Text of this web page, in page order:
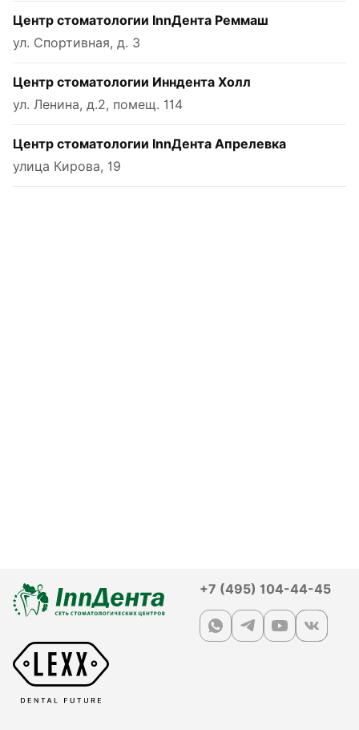
Центр стоматологии InnДента Реммаш
ул. Спортивная, д. 3
Центр стоматологии Инндента Холл
ул. Ленина, д.2, помещ. 114
Центр стоматологии InnДента Апрелевка
улица Кирова, 19
+7 (495) 104-44-45